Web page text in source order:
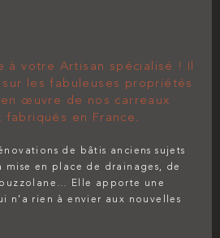
votre Artisan spécialisé ! Il
les fabuleuses propriétés
œuvre de nos carreaux
fabriqués en France.
de bâtis anciens sujets
mise en place de drainages, de
Elle apporte une
n’a rien à envier aux nouvelles